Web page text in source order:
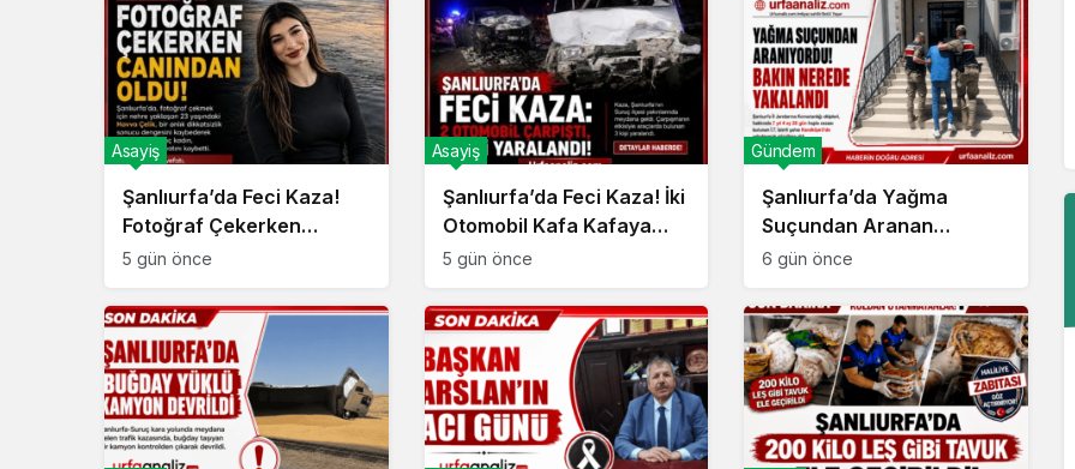
Şanlıurfa’da Feci Kaza!
Fotoğraf Çekerken
Canından Oldu!
Asayiş
5 gün önce
Şanlıurfa’da Feci Kaza! İki
Otomobil Kafa Kafaya
Çarpıştı!
Asayiş
5 gün önce
Şanlıurfa’da Yağma
Suçundan Aranan
Hükümlü Yakalandı
Gündem
6 gün önce